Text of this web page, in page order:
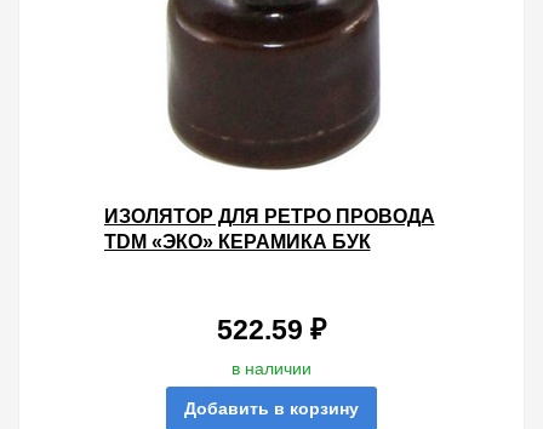
ИЗОЛЯТОР ДЛЯ РЕТРО ПРОВОДА
TDM «ЭКО» КЕРАМИКА БУК
522.59 ₽
в наличии
Добавить в корзину